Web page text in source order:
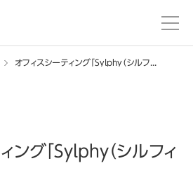
ング「Sylphy（シルフィ